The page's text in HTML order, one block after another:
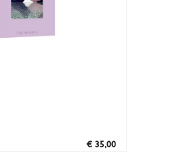
€ 35,00